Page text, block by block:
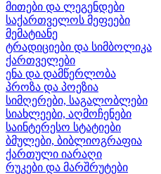
მითები და ლეგენდები
საქართველოს მეფეები
მემატიანე
ტრადიციები და სიმბოლიკა
ქართველები
ენა და დამწერლობა
პროზა და პოეზია
სიმღერები, საგალობლები
სიახლეები, აღმოჩენები
საინტერესო სტატიები
ბმულები, ბიბლიოგრაფია
ქართული იარაღი
რუკები და მარშრუტები